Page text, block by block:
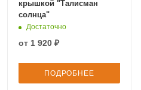
крышкой "Талисман
солнца"
Достаточно
от 1 920 ₽
ПОДРОБНЕЕ